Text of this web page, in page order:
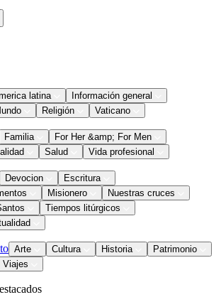
latina
Información general
Religión Vaticano
Familia
For Her &amp; For Men
Salud Vida profesional
Devocion
Escritura
Misionero
Nuestras cruces
Tiempos litúrgicos
Arte Cultura Historia
Patrimonio
Viajes